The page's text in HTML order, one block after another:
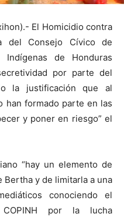
El Homicidio contra
del Consejo Cívico de
Indígenas de Honduras
por parte del
la justificación que al
han formado parte en las
y poner en riesgo” el
“hay un elemento de
y de limitarla a una
conociendo el
por la lucha